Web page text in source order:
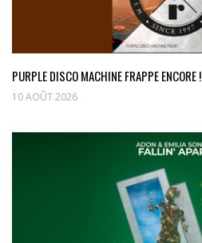
PURPLE DISCO MACHINE FRAPPE ENCORE !
10 AOÛT 2026